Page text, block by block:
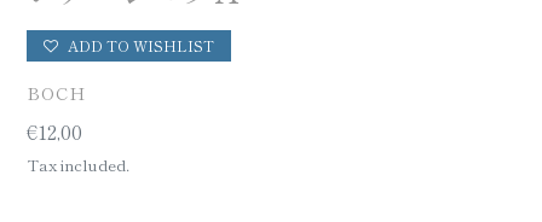
ADD TO WISHLIST
VENDOR
BOCH
Regular
price
€12,00
Tax included.